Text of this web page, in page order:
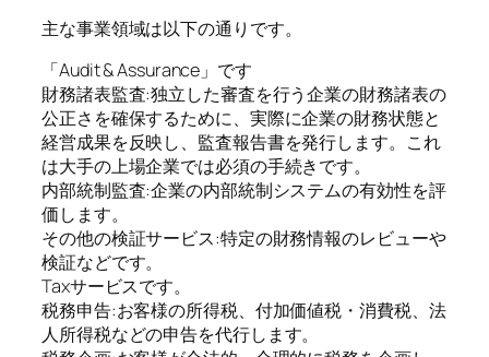
主な事業領域は以下の通りです。
「Audit & Assurance」です
財務諸表監査:独立した審査を行う企業の財務諸表の
公正さを確保するために、実際に企業の財務状態と
経営成果を反映し、監査報告書を発行します。これ
は大手の上場企業では必須の手続きです。
内部統制監査:企業の内部統制システムの有効性を評
価します。
その他の検証サービス:特定の財務情報のレビューや
検証などです。
Taxサービスです。
税務申告:お客様の所得税、付加価値税・消費税、法
人所得税などの申告を代行します。